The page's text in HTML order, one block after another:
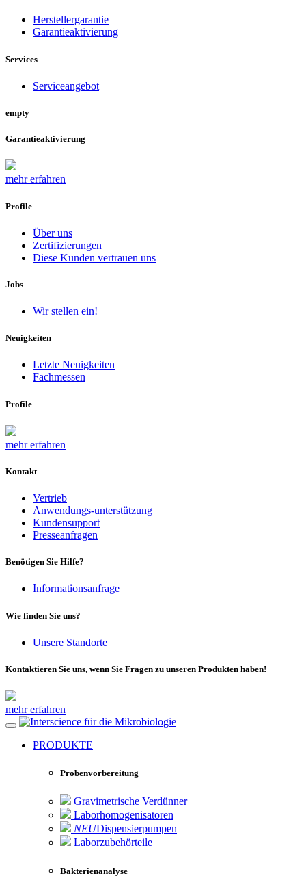
Herstellergarantie
Garantieaktivierung
Services
Serviceangebot
empty
Garantieaktivierung
mehr erfahren
Profile
Über uns
Zertifizierungen
Diese Kunden vertrauen uns
Jobs
Wir stellen ein!
Neuigkeiten
Letzte Neuigkeiten
Fachmessen
Profile
mehr erfahren
Kontakt
Vertrieb
Anwendungs-unterstützung
Kundensupport
Presseanfragen
Benötigen Sie Hilfe?
Informationsanfrage
Wie finden Sie uns?
Unsere Standorte
Kontaktieren Sie uns, wenn Sie Fragen zu unseren Produkten haben!
mehr erfahren
für die Mikrobiologie
PRODUKTE
Probenvorbereitung
Gravimetrische Verdünner
Laborhomogenisatoren
NEUDispensierpumpen
Laborzubehörteile
Bakterienanalyse